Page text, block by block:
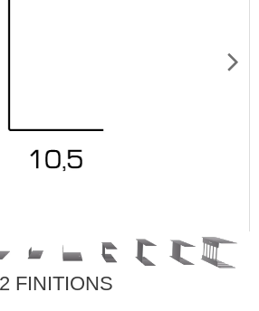
2 FINITIONS